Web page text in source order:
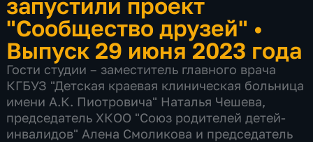
"Сообщество друзей" •
Выпуск 29 июня 2023 года
Гости студии – заместитель главного врача
КГБУЗ "Детская краевая клиническая больница
имени А.К. Пиотровича" Наталья Чешева,
председатель ХКОО "Союз родителей детей-
инвалидов" Алена Смоликова и председатель